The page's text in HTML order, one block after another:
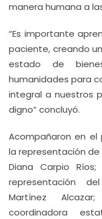
manera humana a
“Es importante
paciente, creando
estado de
humanidades para
integral a nuestros
digno” concluyó.
Acompañaron en el
la representación
Diana Carpio
representación
Martínez
coordinadora